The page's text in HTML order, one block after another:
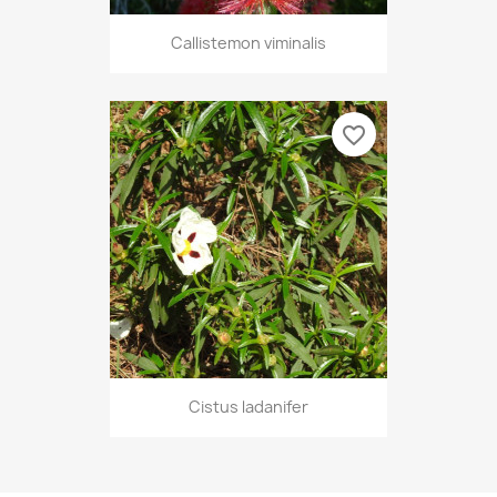
Callistemon viminalis
Cistus ladanifer
favorite_border